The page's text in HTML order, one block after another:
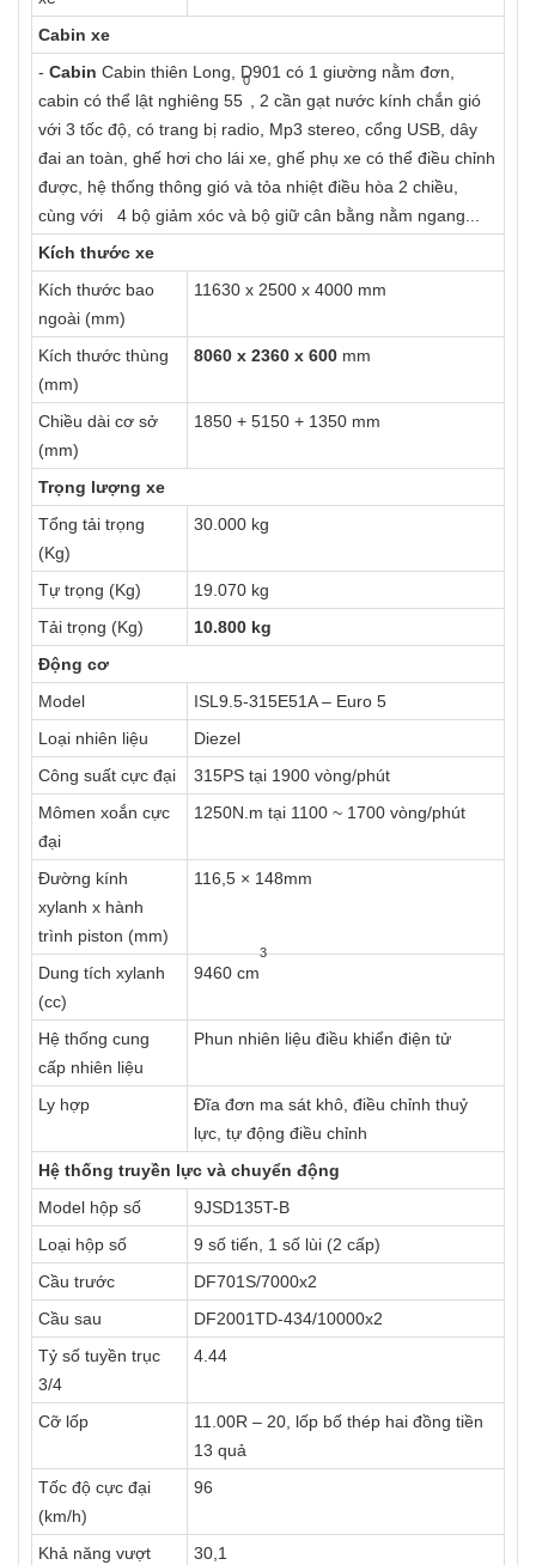
Cabin xe
- Cabin Cabin thiên Long, D901 có 1 giường nằm đơn,
cabin có thể lật nghiêng 55
0
, 2 cần gạt nước kính chắn gió
với 3 tốc độ, có trang bị radio, Mp3 stereo, cổng USB, dây
đai an toàn, ghế hơi cho lái xe, ghế phụ xe có thể điều chỉnh
được, hệ thống thông gió và tỏa nhiệt điều hòa 2 chiều,
cùng với 4 bộ giảm xóc và bộ giữ cân bằng nằm ngang...
Kích thước xe
Kích thước bao
ngoài (mm)
11630 x 2500 x 4000 mm
Kích thước thùng
(mm)
8060 x 2360 x 600 mm
Chiều dài cơ sở
(mm)
1850 + 5150 + 1350 mm
Trọng lượng xe
Tổng tải trọng
(Kg)
30.000 kg
Tự trọng (Kg)
19.070 kg
Tải trọng (Kg)
10.800 kg
Động cơ
Model
ISL9.5-315E51A – Euro 5
Loại nhiên liệu
Diezel
Công suất cực đại
315PS tại 1900 vòng/phút
Mômen xoắn cực
đại
1250N.m tại 1100 ~ 1700 vòng/phút
Đường kính
xylanh x hành
trình piston (mm)
116,5 × 148mm
Dung tích xylanh
(cc)
9460 cm
3
Hệ thống cung
cấp nhiên liệu
Phun nhiên liệu điều khiển điện tử
Ly hợp
Đĩa đơn ma sát khô, điều chỉnh thuỷ
lực, tự động điều chỉnh
Hệ thống truyền lực và chuyển động
Model hộp số
9JSD135T-B
Loại hộp số
9 số tiến, 1 số lùi (2 cấp)
Cầu trước
DF701S/7000x2
Cầu sau
DF2001TD-434/10000x2
Tỷ số tuyền trục
3/4
4.44
Cỡ lốp
11.00R – 20, lốp bố thép hai đồng tiền
13 quả
Tốc độ cực đại
(km/h)
96
Khả năng vượt
30,1